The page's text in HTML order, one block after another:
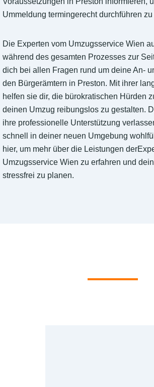
Ummeldung termingerecht durchführen
Die Experten vom Umzugsservice Wien
während des gesamten Prozesses zur
dich bei allen Fragen rund um deine An-
den Bürgerämtern in Preston. Mit ihrer
helfen sie dir, die bürokratischen Hürden
deinen Umzug reibungslos zu gestalten.
ihre professionelle Unterstützung
schnell in deiner neuen Umgebung
hier, um mehr über die Leistungen
Umzugsservice Wien zu erfahren und
stressfrei zu planen.